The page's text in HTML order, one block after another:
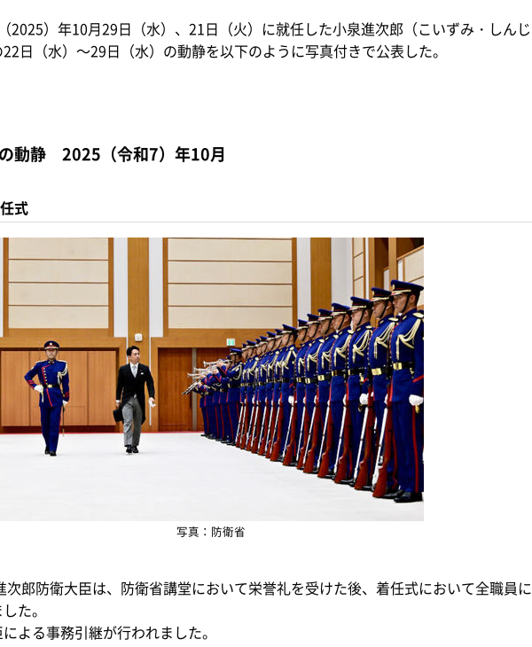
2025）年10月29日（水）、21日（火）に就任した小泉進次郎（こいずみ・しんじ
日（水）～29日（水）の動静を以下のように写真付きで公表した。
動静 2025（令和7）年10月
式
写真：防衛省
次郎防衛大臣は、防衛省講堂において栄誉礼を受けた後、着任式において全職員に
た。
よる事務引継が行われました。